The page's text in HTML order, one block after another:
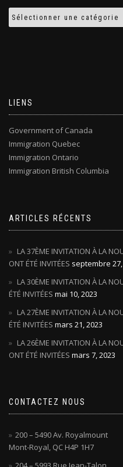
LIENS
Government of Canada
Immigration Quebec
Immigration Ontario
Immigration British Columbia
ARTICLES RÉCENTS
LA 37ÈME INVITATION À LA
ONT ÉTÉ INVITÉES septembre 27,
LA 30ÈME INVITATION À LA
ÉTÉ INVITÉES mai 10, 2023
LA 27ÈME INVITATION À LA
ÉTÉ INVITÉES mars 21, 2023
LA 26ÈME INVITATION À LA
ONT ÉTÉ INVITÉES mars 7, 2023
CONTACTEZ NOUS
200 – 5490 Av. Royalmount
Mont-Royal, QC H4P 1H7